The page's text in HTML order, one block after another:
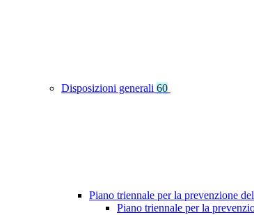
Disposizioni generali 60
Piano triennale per la prevenzione
Piano triennale per la